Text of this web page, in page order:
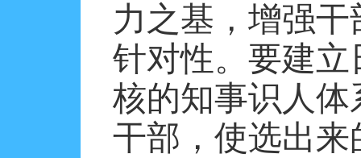
力之基，增强
针对性。要建
核的知事识人
干部，使选出